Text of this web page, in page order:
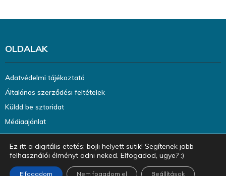
OLDALAK
Adatvédelmi tájékoztató
Általános szerződési feltételek
Küldd be sztoridat
Médiaajánlat
Ez itt a digitális etetés: bojli helyett sütik! Segítenek jobb
felhasználói élményt adni neked. Elfogadod, ugye? :)
Elfogadom Nem fogadom el Beállítások